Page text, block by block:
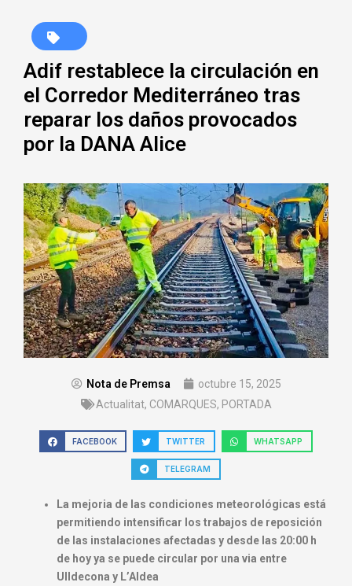
Adif restablece la circulación en
el Corredor Mediterráneo tras
reparar los daños provocados
por la DANA Alice
Nota de Premsa
octubre 15, 2025
Actualitat, COMARQUES, PORTADA
FACEBOOK TWITTER WHATSAPP
TELEGRAM
La mejoria de las condiciones meteorológicas está
permitiendo intensificar los trabajos de reposición
de las instalaciones afectadas y desde las 20:00 h
de hoy ya se puede circular por una via entre
Ulldecona y L’Aldea